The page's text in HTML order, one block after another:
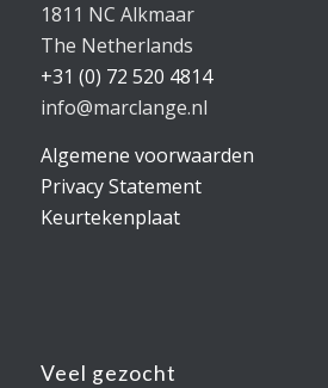
1811 NC Alkmaar
The Netherlands
+31 (0) 72 520 4814
info@marclange.nl
Algemene voorwaarden
Privacy Statement
Keurtekenplaat
Veel gezocht